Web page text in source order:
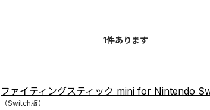
1件あります
ファイティングスティック mini for Nintendo
（Switch版）